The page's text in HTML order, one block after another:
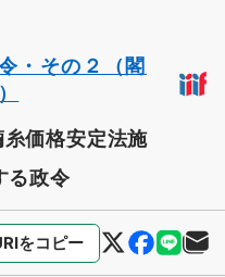
・その２（閣
糸価格安定法施
る政令
をコピー